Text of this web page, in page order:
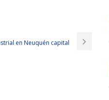
en Neuquén capital